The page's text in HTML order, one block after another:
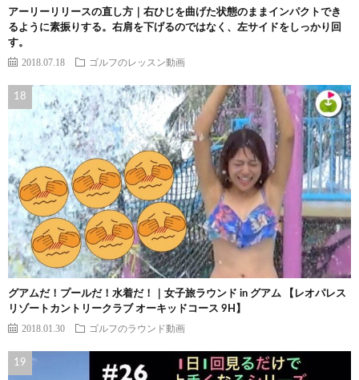
アーリーリリースの直し方｜右ひじを曲げた状態のままインパクトでき
るように素振りする。右肩を下げるのではなく、左サイドをしっかり回
す。
2018.07.18 ゴルフのレッスン動画
グアムだ！プールだ！水着だ！｜女子旅ラウンド in グアム 【レオパレス
リゾートカントリークラブ オーキッドコース 9H】
2018.01.30 ゴルフのラウンド動画